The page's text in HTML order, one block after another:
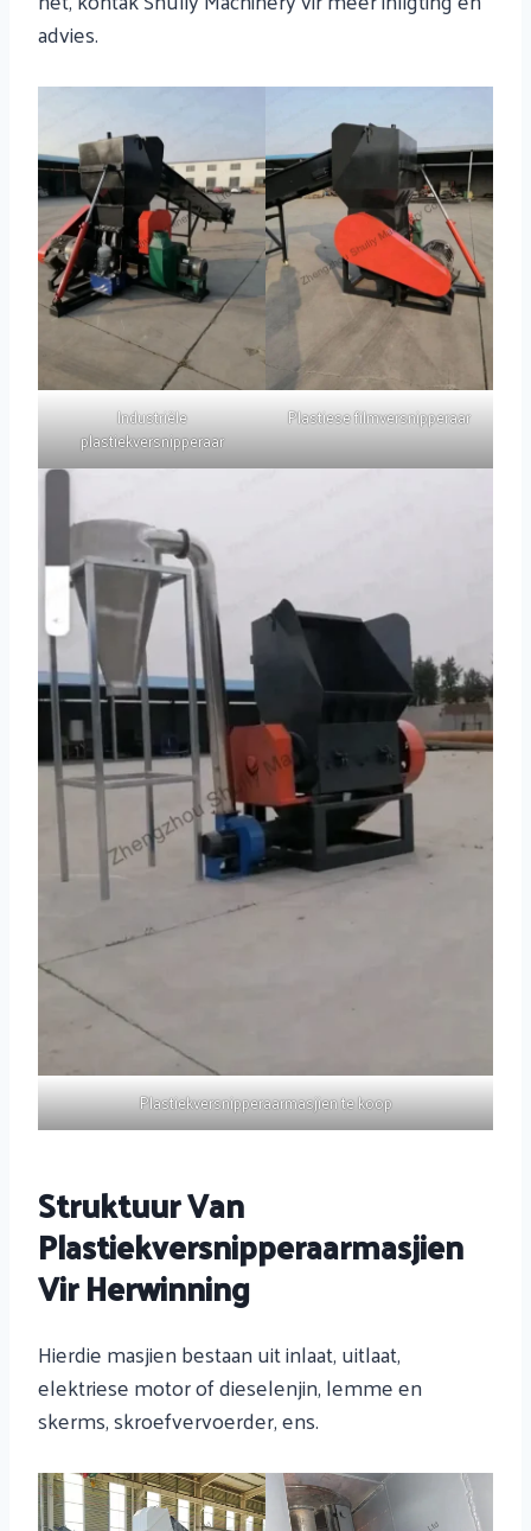
advies.
Industriële
plastiekversnipperaar
Plastiese filmversnipperaar
Plastiekversnipperaarmasjien te koop
Struktuur Van
Plastiekversnipperaarmasjien
Vir Herwinning
Hierdie masjien bestaan ​​uit inlaat, uitlaat,
elektriese motor of dieselenjin, lemme en
skerms, skroefvervoerder, ens.